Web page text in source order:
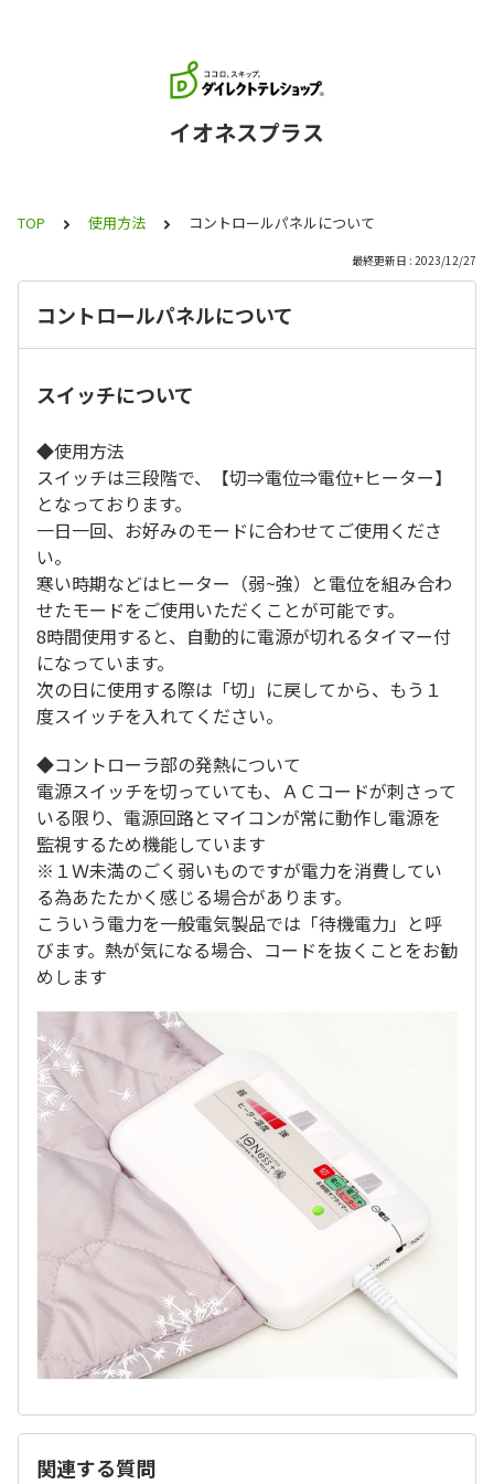
イオネスプラス
TOP 使用方法 コントロールパネルについて
最終更新日 : 2023/12/27
コントロールパネルについて
スイッチについて
◆使用方法
スイッチは三段階で、【切⇒電位⇒電位+ヒーター】
となっております。
一日一回、お好みのモードに合わせてご使用くださ
い。
寒い時期などはヒーター（弱~強）と電位を組み合わ
せたモードをご使用いただくことが可能です。
8時間使用すると、自動的に電源が切れるタイマー付
になっています。
次の日に使用する際は「切」に戻してから、もう１
度スイッチを入れてください。
◆コントローラ部の発熱について
電源スイッチを切っていても、ＡＣコードが刺さって
いる限り、電源回路とマイコンが常に動作し電源を
監視するため機能しています
※１Ｗ未満のごく弱いものですが電力を消費してい
る為あたたかく感じる場合があります。
こういう電力を一般電気製品では「待機電力」と呼
びます。熱が気になる場合、コードを抜くことをお勧
めします
関連する質問